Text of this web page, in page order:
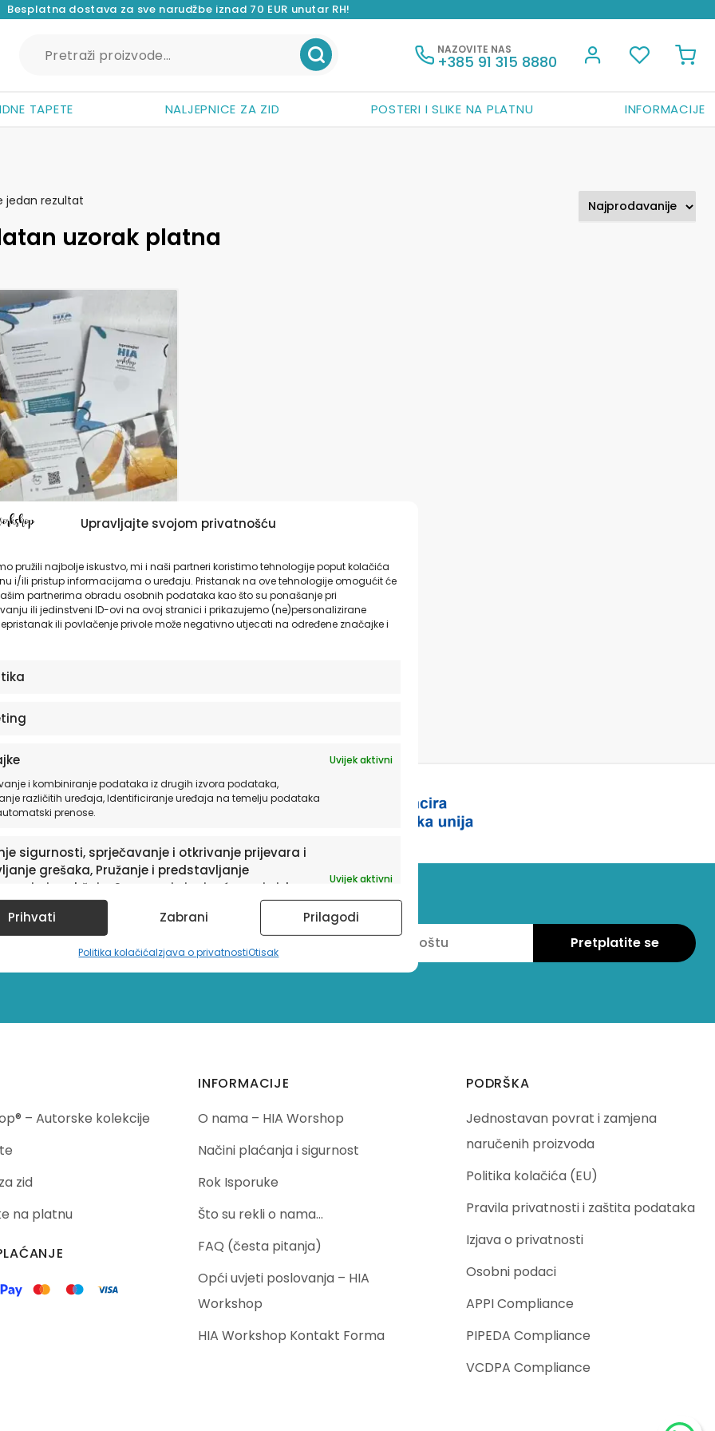
Upravljajte svojom privatnošću
pružili najbolje iskustvo, mi i naši partneri koristimo tehnologije poput kolačića
i/ili pristup informacijama o uređaju. Pristanak na ove tehnologije omogućit će
partnerima obradu osobnih podataka kao što su ponašanje pri
ili jedinstveni ID-ovi na ovoj stranici i prikazujemo (ne)personalizirane
ili povlačenje privole može negativno utjecati na određene značajke i
Uvijek aktivni
i kombiniranje podataka iz drugih izvora podataka,
različitih uređaja, Identificiranje uređaja na temelju podataka
prenose.
sigurnosti, sprječavanje i otkrivanje prijevara i
grešaka, Pružanje i predstavljanje
i sadržaja, Spremanje i priopćavanje izbora
privatnosti.
Uvijek aktivni
Prihvati Zabrani Prilagodi
Politika kolačićaIzjava o privatnostiOtisak
Besplatna dostava za sve narudžbe iznad 70 EUR unutar RH!
TAPETE NALJEPNICE ZA ZID POSTERI I SLIKE NA PLATNU INFORMACIJE
NAZOVITE NAS
+385 91 315 8880
jedan rezultat
uzorak platna
platna za
i slike na platnu –
odmah!
te informacije o
– Autorske kolekcije
zid
na platnu
INFORMACIJE
O nama – HIA Worshop
Načini plaćanja i sigurnost
Rok Isporuke
Što su rekli o nama…
FAQ (česta pitanja)
Opći uvjeti poslovanja – HIA
Workshop
HIA Workshop Kontakt Forma
PODRŠKA
Jednostavan povrat i zamjena
naručenih proizvoda
Politika kolačića (EU)
Pravila privatnosti i zaštita podataka
Izjava o privatnosti
Osobni podaci
APPI Compliance
PIPEDA Compliance
VCDPA Compliance